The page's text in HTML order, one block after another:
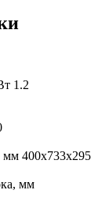
1.2
мм 400х733х295
мм